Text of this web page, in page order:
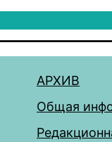
АРХИВ
Общая